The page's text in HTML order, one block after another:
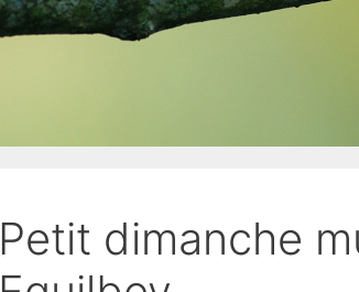
Petit dimanche